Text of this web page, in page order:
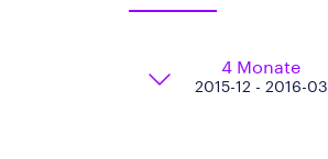
4 Monate
2015-12 - 2016-03